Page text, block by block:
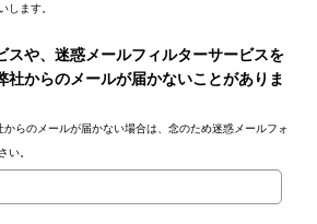
します。
スや、迷惑メールフィルターサービスを
社からのメールが届かないことがありま
らのメールが届かない場合は、念のため迷惑メールフォ
い。